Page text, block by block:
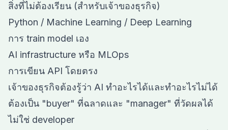
สิ่งที่ไม่ต้องเรียน (สำหรับเจ้าของธุรกิจ)
Python / Machine Learning / Deep Learning
การ train model เอง
AI infrastructure หรือ MLOps
การเขียน API โดยตรง
เจ้าของธุรกิจต้องรู้ว่า AI ทำอะไรได้และทำอะไรไม่ได้
ต้องเป็น "buyer" ที่ฉลาดและ "manager" ที่วัดผลได้
ไม่ใช่ developer